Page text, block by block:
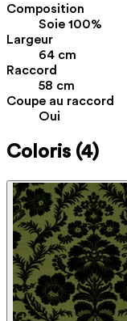
Composition
Soie 100%
Largeur
64 cm
Raccord
58 cm
Coupe au raccord
Oui
Coloris (4)